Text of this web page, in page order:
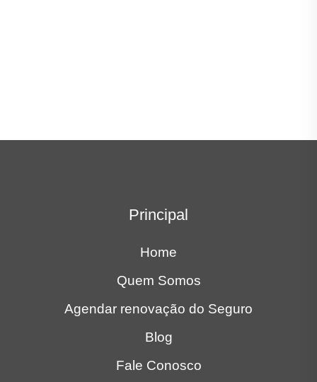
Principal
Home
Quem Somos
Agendar renovação do Seguro
Blog
Fale Conosco